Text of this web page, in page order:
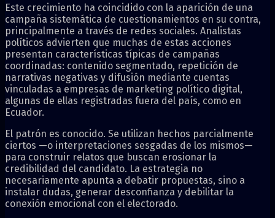
Este crecimiento ha coincidido con la aparición de una
campaña sistemática de cuestionamientos en su contra,
principalmente a través de redes sociales. Analistas
políticos advierten que muchas de estas acciones
presentan características típicas de campañas
coordinadas: contenido segmentado, repetición de
narrativas negativas y difusión mediante cuentas
vinculadas a empresas de marketing político digital,
algunas de ellas registradas fuera del país, como en
Ecuador.
El patrón es conocido. Se utilizan hechos parcialmente
ciertos —o interpretaciones sesgadas de los mismos—
para construir relatos que buscan erosionar la
credibilidad del candidato. La estrategia no
necesariamente apunta a debatir propuestas, sino a
instalar dudas, generar desconfianza y debilitar la
conexión emocional con el electorado.